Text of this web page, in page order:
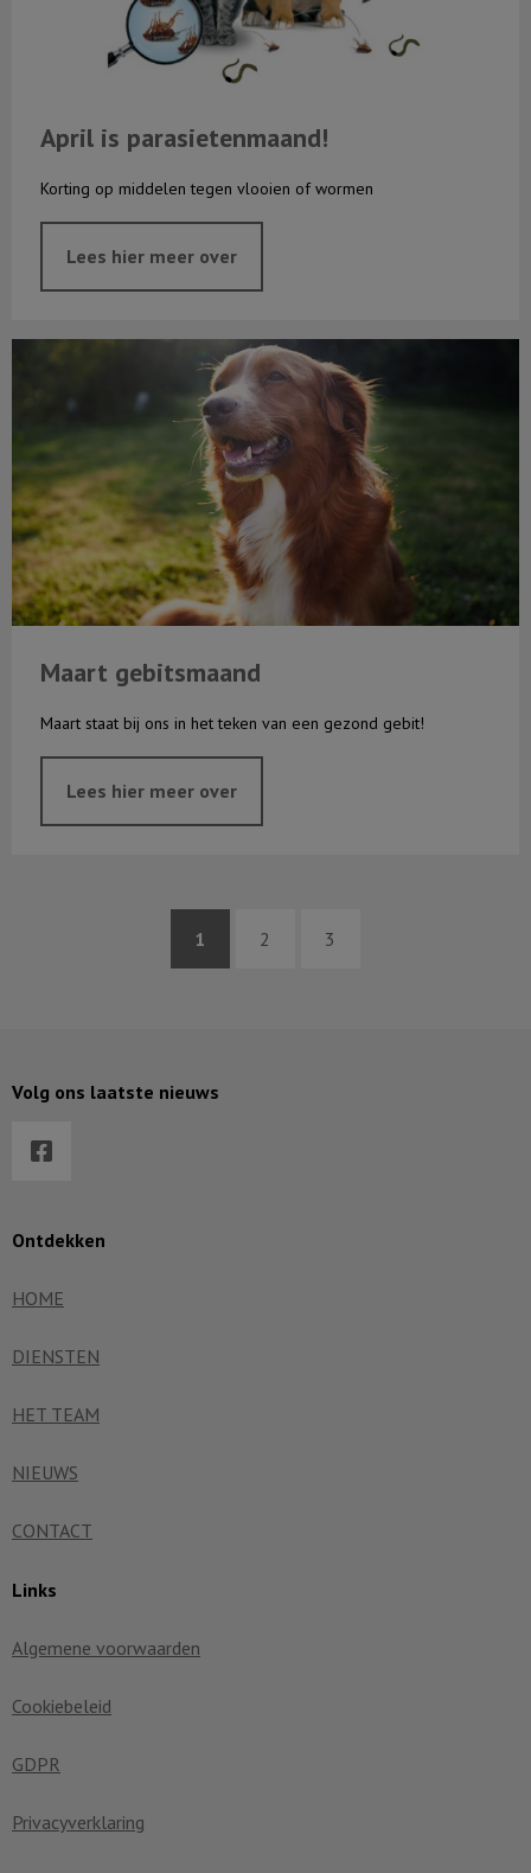
April is parasietenmaand!
Korting op middelen tegen vlooien of wormen
Lees hier meer over
Maart gebitsmaand
Maart gebitsmaand
Maart staat bij ons in het teken van een gezond gebit!
Lees hier meer over
1 2 3
Ontdekken
HOME
DIENSTEN
HET TEAM
NIEUWS
CONTACT
Links
Algemene voorwaarden
Cookiebeleid
GDPR
Privacyverklaring
Volg ons laatste nieuws